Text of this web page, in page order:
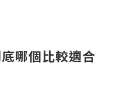
哪個比較適合